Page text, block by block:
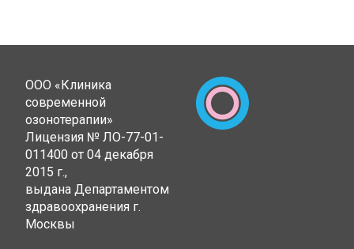
ООО «Клиника
современной
озонотерапии»
Лицензия № ЛО-77-01-
011400 от 04 декабря
2015 г.,
выдана Департаментом
здравоохранения г.
Москвы